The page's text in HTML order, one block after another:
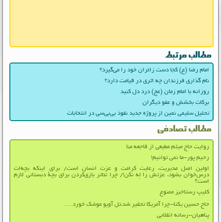
مطالب مرتبط
امام رضا (ع) کجا دست زائران خود را می‌گیرد؟
نام گذاری فرزندان چه اثری در قیامت دارد؟
روزانه با امام زمان (عج) درد دل کنید
برکات بخشش و عفو دیگران
تحلیل سلیمی نمین از پروژه جدید نفوذ بی‌بی‌سی در انتخابات
مطالب تصادفی
روایت حاج میثم مطیعی از فاجعه منا
رحیم پور-ما نمی توانیم!
اولین اصل مدیریت، رعایت کرامت و عزت انسان است/ برای اینکه بچه‌ات
درس‌خوان بشود، عزتش را لِه نکن!/ چرا تئاتر بازی‌کردن برای بچۀ‌ دبستانی لازم
است؟
کلیپ رستاخیز ممنوع
حاج حسین یکتا-چرا آمریکا تحقیر شد،تل آویو موشک خورد….
پناهیان-رسانه انقلابی